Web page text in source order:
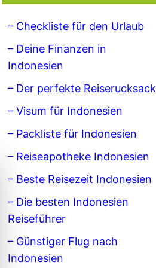
– Checkliste für den Urlaub
– Deine Finanzen in
Indonesien
– Der perfekte Reiserucksack
– Visum für Indonesien
– Packliste für Indonesien
– Reiseapotheke Indonesien
– Beste Reisezeit Indonesien
– Die besten Indonesien
Reiseführer
– Günstiger Flug nach
Indonesien